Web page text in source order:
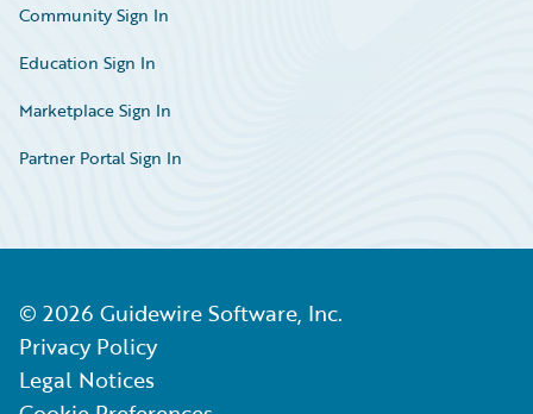
Community Sign In
Education Sign In
Marketplace Sign In
Partner Portal Sign In
© 2026 Guidewire Software, Inc.
Privacy Policy
Legal Notices